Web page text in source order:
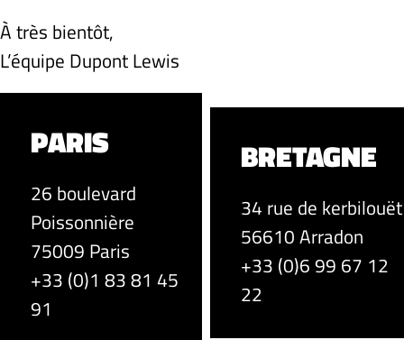
À très bientôt,
L’équipe Dupont Lewis
PARIS
26 boulevard
Poissonnière
75009 Paris
+33 (0)1 83 81 45
91
BRETAGNE
34 rue de kerbilouët
56610 Arradon
+33 (0)6 99 67 12
22